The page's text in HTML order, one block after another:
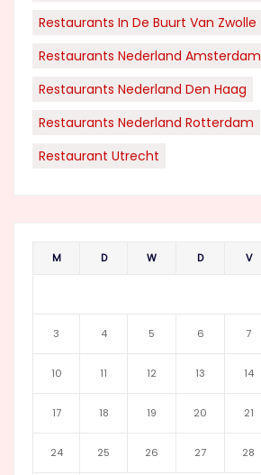
Restaurants In De Buurt Van Zwolle
Restaurants Nederland Amsterdam
Restaurants Nederland Den Haag
Restaurants Nederland Rotterdam
Restaurant Utrecht
M D W D V
3 4 5 6 7
10 11 12 13 14
17 18 19 20 21
24 25 26 27 28